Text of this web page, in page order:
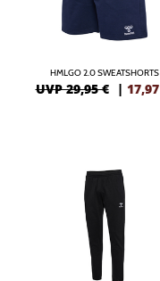
HMLGO 2.0 SWEATSHORTS
UVP 29,95 € | 17,97